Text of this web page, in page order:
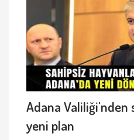
Adana Valiliği'nden
yeni plan